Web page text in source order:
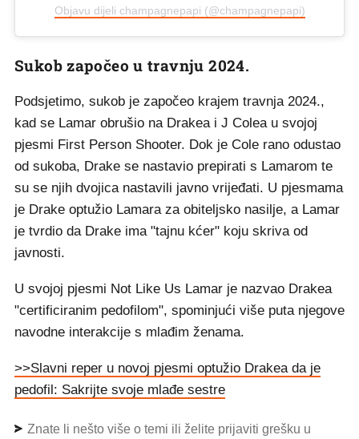
Objavu dijeli champagnepapi (@champagnepapi)
Sukob započeo u travnju 2024.
Podsjetimo, sukob je započeo krajem travnja 2024.,
kad se Lamar obrušio na Drakea i J Colea u svojoj
pjesmi First Person Shooter. Dok je Cole rano odustao
od sukoba, Drake se nastavio prepirati s Lamarom te
su se njih dvojica nastavili javno vrijeđati. U pjesmama
je Drake optužio Lamara za obiteljsko nasilje, a Lamar
je tvrdio da Drake ima "tajnu kćer" koju skriva od
javnosti.
U svojoj pjesmi Not Like Us Lamar je nazvao Drakea
"certificiranim pedofilom", spominjući više puta njegove
navodne interakcije s mlađim ženama.
>>Slavni reper u novoj pjesmi optužio Drakea da je
pedofil: Sakrijte svoje mlađe sestre
Znate li nešto više o temi ili želite prijaviti grešku u